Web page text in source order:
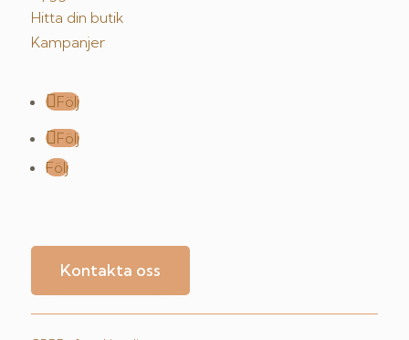
Hitta din butik
Kampanjer
Följ
Följ
Följ
Kontakta oss